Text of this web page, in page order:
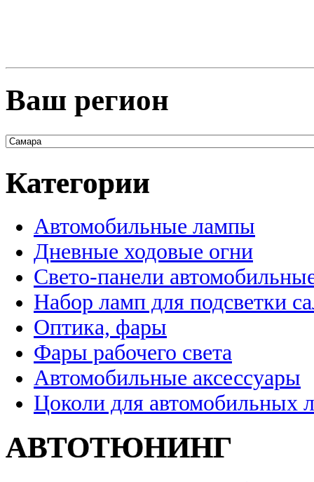
Ваш регион
Категории
Автомобильные лампы
Дневные ходовые огни
Свето-панели
Набор ламп для подсветки
Оптика, фары
Фары рабочего света
Автомобильные аксессуары
Цоколи для автомобильных
АВТОТЮНИНГ